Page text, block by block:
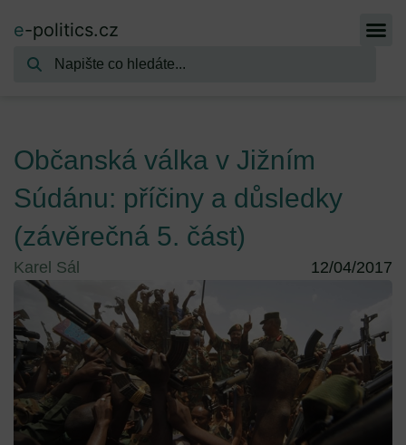
e-politics.cz
Občanská válka v Jižním
Súdánu: příčiny a důsledky
(závěrečná 5. část)
Karel Sál 12/04/2017